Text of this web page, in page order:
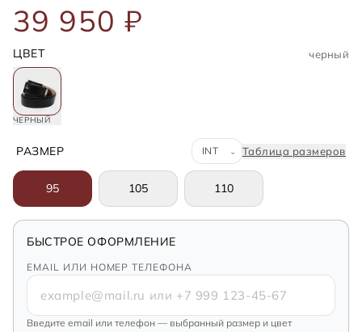
39 950 ₽
ЦВЕТ черный
ЧЕРНЫЙ
РАЗМЕР Система размеров
⌄ Таблица размеров
95 105 110
БЫСТРОЕ ОФОРМЛЕНИЕ
EMAIL ИЛИ НОМЕР ТЕЛЕФОНА
Введите email или телефон — выбранный размер и цвет